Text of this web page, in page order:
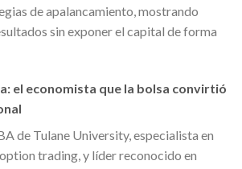
de apalancamiento, mostrando
sin exponer el capital de forma
el economista que la bolsa convirtió
de Tulane University, especialista en
trading, y líder reconocido en